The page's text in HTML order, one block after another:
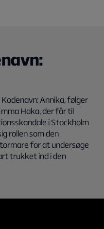
Annika, følger
Haka, der får til
i Stockholm
rollen som den
for at undersøge
trukket ind i den